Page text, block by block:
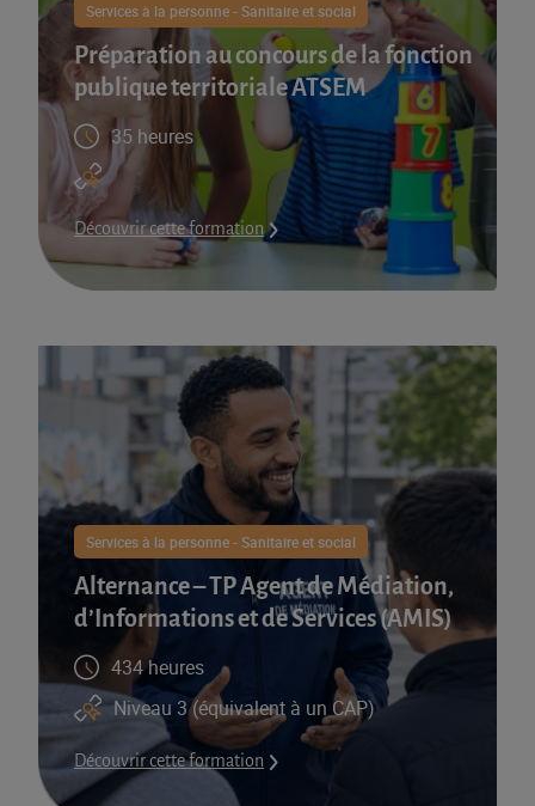
Services à la personne - Sanitaire et social
Préparation au concours de la fonction
publique territoriale ATSEM
35 heures
Découvrir cette formation
Services à la personne - Sanitaire et social
Alternance – TP Agent de Médiation,
d’Informations et de Services (AMIS)​
434 heures
Niveau 3 (équivalent à un CAP)
Découvrir cette formation